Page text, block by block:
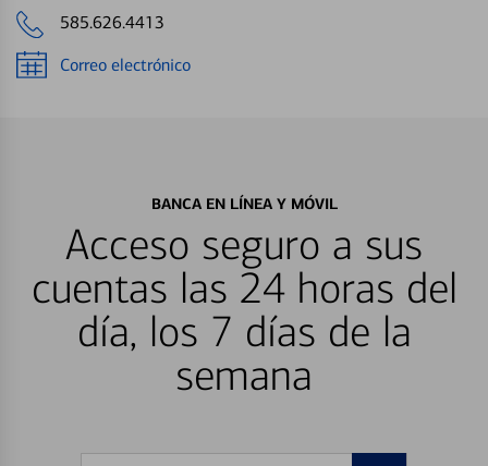
585.626.4413
Correo electrónico
BANCA EN LÍNEA Y MÓVIL
Acceso seguro a sus
cuentas las 24 horas del
día, los 7 días de la
semana